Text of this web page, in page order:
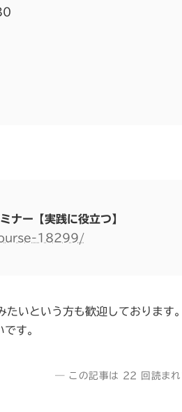
ナー【実践に役立つ】
18299/
いという方も歓迎しております。
す。
― この記事は 22 回読ま